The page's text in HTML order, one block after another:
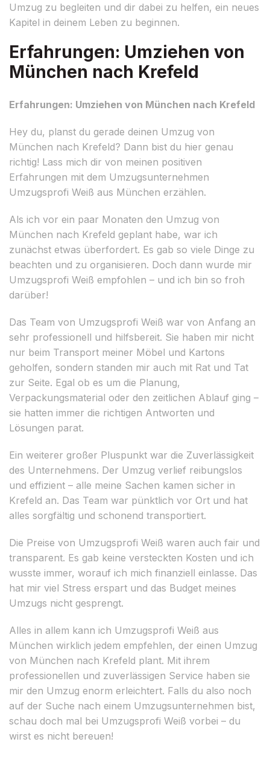
Umzug zu begleiten und dir dabei zu helfen, ein neues
Kapitel in deinem Leben zu beginnen.
Erfahrungen: Umziehen von
München nach Krefeld
Erfahrungen: Umziehen von München nach Krefeld
Hey du, planst du gerade deinen Umzug von
München nach Krefeld? Dann bist du hier genau
richtig! Lass mich dir von meinen positiven
Erfahrungen mit dem Umzugsunternehmen
Umzugsprofi Weiß aus München erzählen.
Als ich vor ein paar Monaten den Umzug von
München nach Krefeld geplant habe, war ich
zunächst etwas überfordert. Es gab so viele Dinge zu
beachten und zu organisieren. Doch dann wurde mir
Umzugsprofi Weiß empfohlen – und ich bin so froh
darüber!
Das Team von Umzugsprofi Weiß war von Anfang an
sehr professionell und hilfsbereit. Sie haben mir nicht
nur beim Transport meiner Möbel und Kartons
geholfen, sondern standen mir auch mit Rat und Tat
zur Seite. Egal ob es um die Planung,
Verpackungsmaterial oder den zeitlichen Ablauf ging –
sie hatten immer die richtigen Antworten und
Lösungen parat.
Ein weiterer großer Pluspunkt war die Zuverlässigkeit
des Unternehmens. Der Umzug verlief reibungslos
und effizient – alle meine Sachen kamen sicher in
Krefeld an. Das Team war pünktlich vor Ort und hat
alles sorgfältig und schonend transportiert.
Die Preise von Umzugsprofi Weiß waren auch fair und
transparent. Es gab keine versteckten Kosten und ich
wusste immer, worauf ich mich finanziell einlasse. Das
hat mir viel Stress erspart und das Budget meines
Umzugs nicht gesprengt.
Alles in allem kann ich Umzugsprofi Weiß aus
München wirklich jedem empfehlen, der einen Umzug
von München nach Krefeld plant. Mit ihrem
professionellen und zuverlässigen Service haben sie
mir den Umzug enorm erleichtert. Falls du also noch
auf der Suche nach einem Umzugsunternehmen bist,
schau doch mal bei Umzugsprofi Weiß vorbei – du
wirst es nicht bereuen!